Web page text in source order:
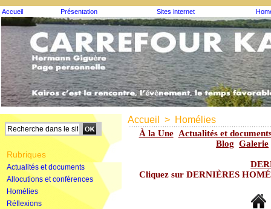
Accueil Présentation Sites internet
Rubriques
Actualités et documents
Allocutions et conférences
Homélies
Réflexions
Accueil > Homélies
À la Une Actualités et
Blog Galerie
Cliquez sur DERNIÈRES